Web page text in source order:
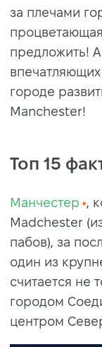
за плечами
процветающая
предложить!
городе
Manchester!
Топ 15
Манчестер
,
Madchester
пабов), за
один из
считается не
городом
центром